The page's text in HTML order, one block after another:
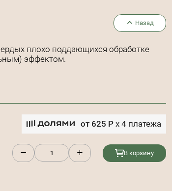
Назад
плохо поддающихся обработке
эффектом.
от 625 Р x 4 платежа
В корзину